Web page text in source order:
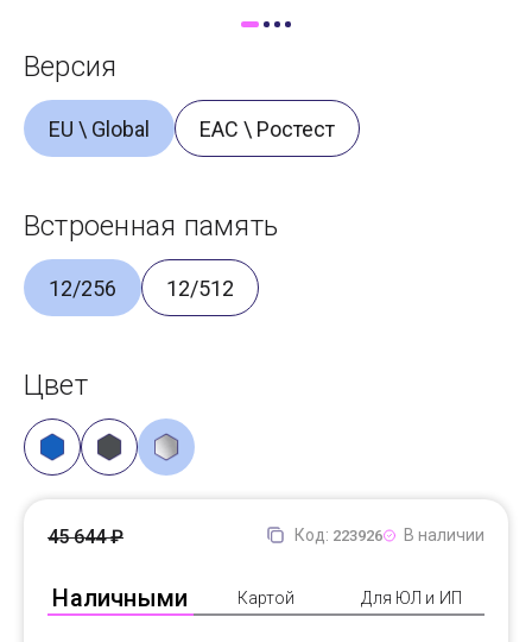
Версия
EU \ Global ЕАС \ Ростест
Встроенная память
12/256 12/512
Цвет
Код: 223926 В наличии
Наличными Картой Для ЮЛ и ИП
45 644 ₽